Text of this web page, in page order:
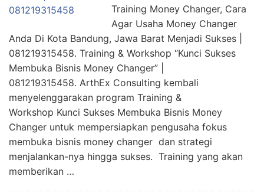
Training Money Changer, Cara
Agar Usaha Money Changer
Anda Di Kota Bandung, Jawa Barat Menjadi Sukses |
081219315458. Training & Workshop “Kunci Sukses
Membuka Bisnis Money Changer” |
081219315458. ArthEx Consulting kembali
menyelenggarakan program Training &
Workshop Kunci Sukses Membuka Bisnis Money
Changer untuk mempersiapkan pengusaha fokus
membuka bisnis money changer dan strategi
menjalankan-nya hingga sukses. Training yang akan
memberikan …